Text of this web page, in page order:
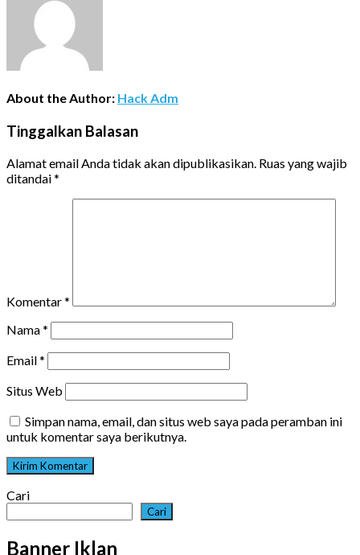
About the Author: Hack Adm
Tinggalkan Balasan
Alamat email Anda tidak akan dipublikasikan. Ruas yang wajib
ditandai*
Komentar*
Nama*
Email*
Situs Web
Simpan nama, email, dan situs web saya pada peramban ini
untuk komentar saya berikutnya.
Cari
Cari
Banner Iklan